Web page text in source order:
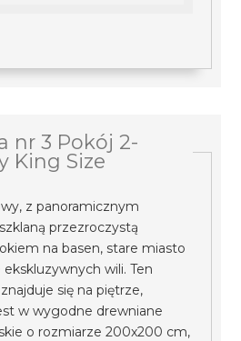
nr 3 Pokój 2-
King Size
z panoramicznym
przezroczystą
na basen, stare miasto
ekskluzywnych wili. Ten
się na piętrze,
w wygodne drewniane
o rozmiarze 200x200 cm,